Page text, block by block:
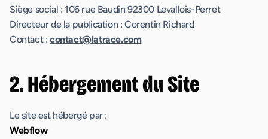
Siège social : 106 rue Baudin 92300 Levallois-Perret
Directeur de la publication : Corentin Richard
Contact : contact@latrace.com
2. Hébergement du Site
Le site est hébergé par :
Webflow